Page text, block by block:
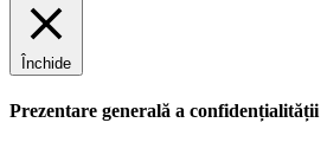
Închide
Prezentare generală a confidențialității